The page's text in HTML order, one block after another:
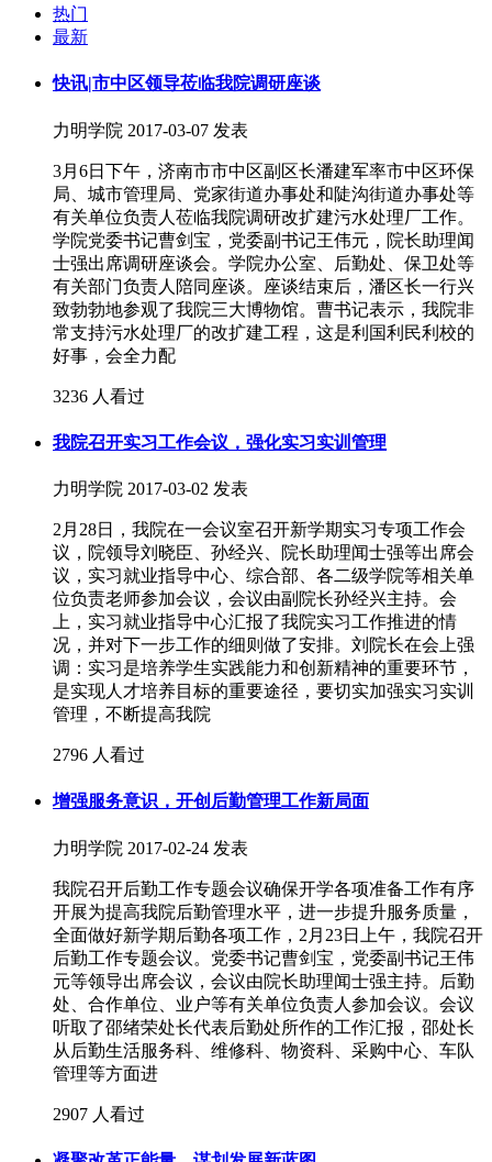
热门
最新
快讯|市中区领导莅临我院调研座谈
力明学院 2017-03-07 发表
3月6日下午，济南市市中区副区长潘建军率市中区环保
局、城市管理局、党家街道办事处和陡沟街道办事处等
有关单位负责人莅临我院调研改扩建污水处理厂工作。
学院党委书记曹剑宝，党委副书记王伟元，院长助理闻
士强出席调研座谈会。学院办公室、后勤处、保卫处等
有关部门负责人陪同座谈。座谈结束后，潘区长一行兴
致勃勃地参观了我院三大博物馆。曹书记表示，我院非
常支持污水处理厂的改扩建工程，这是利国利民利校的
好事，会全力配
3236 人看过
​我院召开实习工作会议，强化实习实训管理
力明学院 2017-03-02 发表
2月28日，我院在一会议室召开新学期实习专项工作会
议，院领导刘晓臣、孙经兴、院长助理闻士强等出席会
议，实习就业指导中心、综合部、各二级学院等相关单
位负责老师参加会议，会议由副院长孙经兴主持。会
上，实习就业指导中心汇报了我院实习工作推进的情
况，并对下一步工作的细则做了安排。刘院长在会上强
调：实习是培养学生实践能力和创新精神的重要环节，
是实现人才培养目标的重要途径，要切实加强实习实训
管理，不断提高我院
2796 人看过
增强服务意识，开创后勤管理工作新局面
力明学院 2017-02-24 发表
我院召开后勤工作专题会议确保开学各项准备工作有序
开展为提高我院后勤管理水平，进一步提升服务质量，
全面做好新学期后勤各项工作，2月23日上午，我院召开
后勤工作专题会议。党委书记曹剑宝，党委副书记王伟
元等领导出席会议，会议由院长助理闻士强主持。后勤
处、合作单位、业户等有关单位负责人参加会议。会议
听取了邵绪荣处长代表后勤处所作的工作汇报，邵处长
从后勤生活服务科、维修科、物资科、采购中心、车队
管理等方面进
2907 人看过